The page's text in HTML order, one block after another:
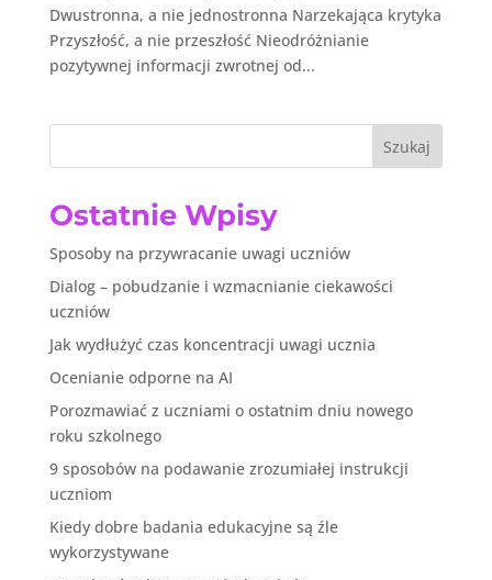
Dwustronna, a nie jednostronna Narzekająca krytyka
Przyszłość, a nie przeszłość Nieodróżnianie
pozytywnej informacji zwrotnej od...
Szukaj
Ostatnie Wpisy
Sposoby na przywracanie uwagi uczniów
Dialog – pobudzanie i wzmacnianie ciekawości
uczniów
Jak wydłużyć czas koncentracji uwagi ucznia
Ocenianie odporne na AI
Porozmawiać z uczniami o ostatnim dniu nowego
roku szkolnego
9 sposobów na podawanie zrozumiałej instrukcji
uczniom
Kiedy dobre badania edukacyjne są źle
wykorzystywane